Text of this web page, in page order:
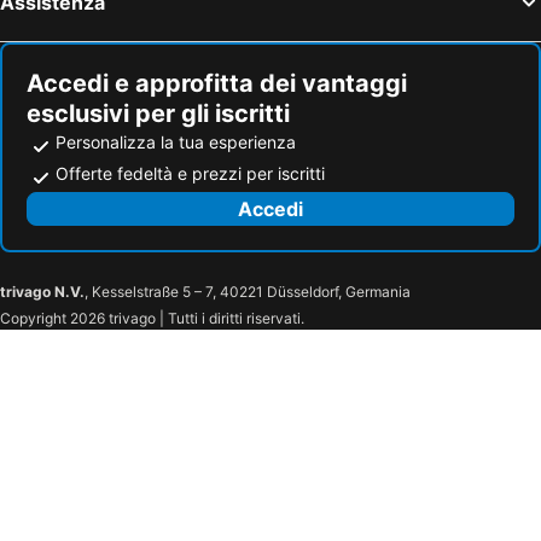
Hotel Principe
Hotel Excelsior
Hotel Sanremo
Hotel Monaco
Hotel Castiglione
Hotel Bologna
Hotel Marisa
Accedi e approfitta dei vantaggi
esclusivi per gli iscritti
Personalizza la tua esperienza
Offerte fedeltà e prezzi per iscritti
Accedi
trivago N.V., Kesselstraße 5 – 7, 40221 Düsseldorf, Germania
Copyright 2026 trivago | Tutti i diritti riservati.